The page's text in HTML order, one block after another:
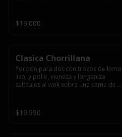
$19.000
Clasica Chorrillana
Porción para dos con trozos de lomo
liso, y pollo, vienesa y longaniza
saltéales al wok sobre una cama de
$19.990